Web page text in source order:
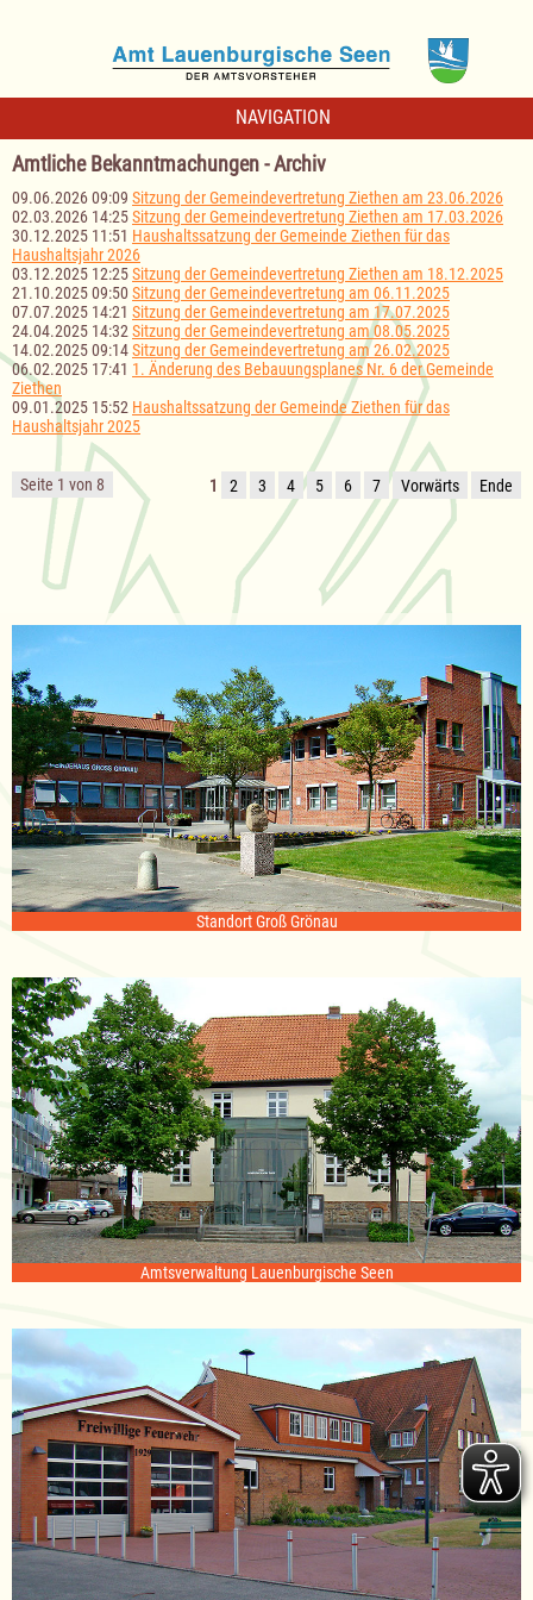
NAVIGATION
Amtliche Bekanntmachungen - Archiv
09.06.2026 09:09 Sitzung der Gemeindevertretung Ziethen am 23.06.2026
02.03.2026 14:25Sitzung der Gemeindevertretung Ziethen am 17.03.2026
30.12.2025 11:51 Haushaltssatzung der Gemeinde Ziethen für das
Haushaltsjahr 2026
03.12.2025 12:25Sitzung der Gemeindevertretung Ziethen am 18.12.2025
21.10.2025 09:50 Sitzung der Gemeindevertretung am 06.11.2025
07.07.2025 14:21 Sitzung der Gemeindevertretung am 17.07.2025
24.04.2025 14:32 Sitzung der Gemeindevertretung am 08.05.2025
14.02.2025 09:14Sitzung der Gemeindevertretung am 26.02.2025
06.02.2025 17:41 1. Änderung des Bebauungsplanes Nr. 6 der Gemeinde
Ziethen
09.01.2025 15:52 Haushaltssatzung der Gemeinde Ziethen für das
Haushaltsjahr 2025
Seite 1 von 8 1 2 3 4 5 6 7 Vorwärts Ende
Standort Groß Grönau
Amtsverwaltung Lauenburgische Seen